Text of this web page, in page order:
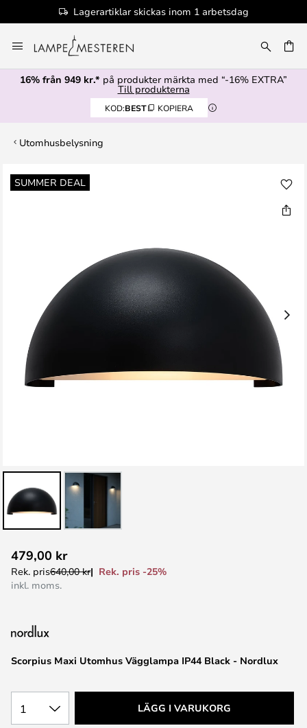
Lagerartiklar skickas inom 1 arbetsdag
till
innehållet
16% från 949 kr.* på produkter märkta med “-16% EXTRA”
Till produkterna
KOD:BEST KOPIERA
Utomhusbelysning
SUMMER DEAL
Hoppa
till
till
början
Scorpius Maxi Utomhus Vägglampa IP44 Black - Nordlux
479,00 kr
Rek. pris640,00 kr
Rek. pris -25%
inkl. moms.
1 LÄGG I VARUKORG